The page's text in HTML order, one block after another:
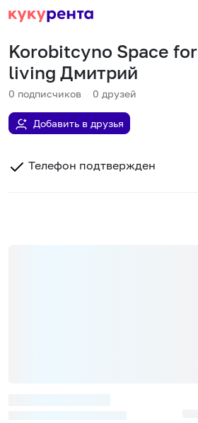
Korobitcyno Space for
living Дмитрий
0 подписчиков 0 друзей
Добавить в друзья
Телефон подтвержден